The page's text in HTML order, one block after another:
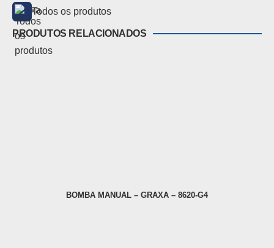
Todos os produtos
PRODUTOS RELACIONADOS
BOMBA MANUAL – GRAXA – 8620-G4